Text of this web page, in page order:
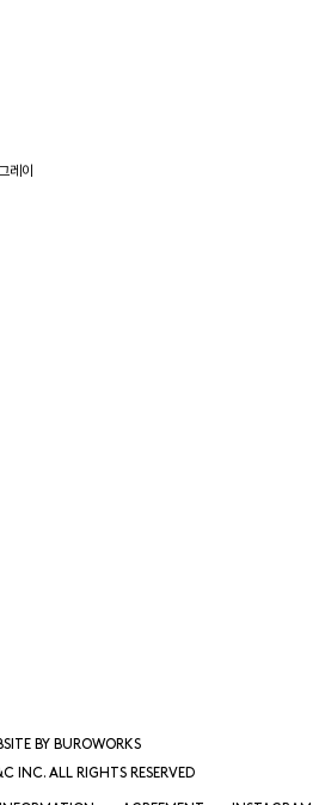
레이
BY BUROWORKS
INC. ALL RIGHTS RESERVED